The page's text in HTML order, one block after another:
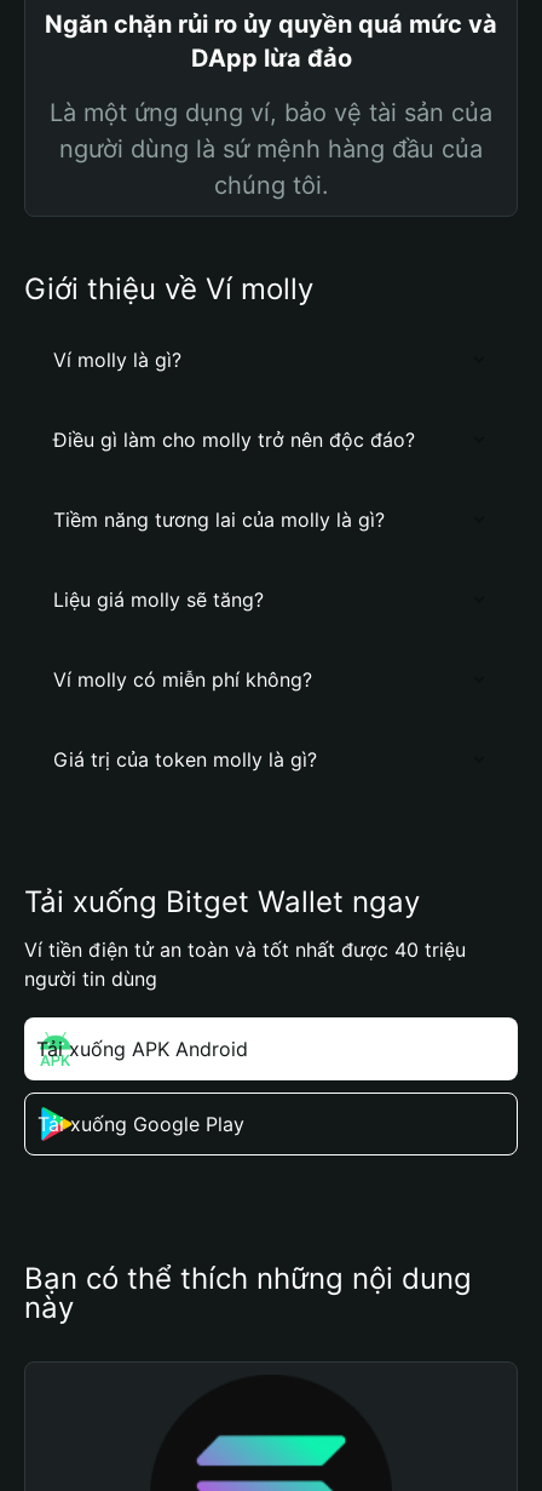
Ngăn chặn rủi ro ủy quyền quá mức và
DApp lừa đảo
Là một ứng dụng ví, bảo vệ tài sản của
người dùng là sứ mệnh hàng đầu của
chúng tôi.
Giới thiệu về Ví molly
Ví molly là gì?
Điều gì làm cho molly trở nên độc đáo?
Tiềm năng tương lai của molly là gì?
Liệu giá molly sẽ tăng?
Ví molly có miễn phí không?
Giá trị của token molly là gì?
Tải xuống Bitget Wallet ngay
Ví tiền điện tử an toàn và tốt nhất được 40 triệu
người tin dùng
Tải xuống APK Android
Tải xuống Google Play
Bạn có thể thích những nội dung
này